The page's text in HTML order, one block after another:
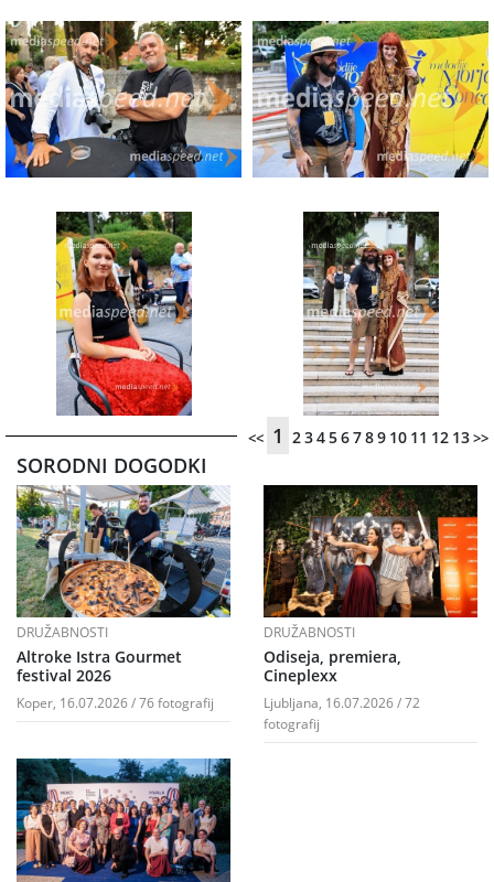
<< 1 23456789 10 11 12 13>>
SORODNI DOGODKI
DRUŽABNOSTI
Altroke Istra Gourmet
festival 2026
Koper, 16.07.2026 / 76 fotografij
DRUŽABNOSTI
Odiseja, premiera,
Cineplexx
Ljubljana, 16.07.2026 / 72
fotografij